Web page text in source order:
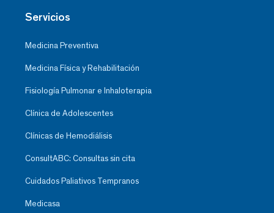
Servicios
Medicina Preventiva
Medicina Física y Rehabilitación
Fisiología Pulmonar e Inhaloterapia
Clínica de Adolescentes
Clínicas de Hemodiálisis
ConsultABC: Consultas sin cita
Cuidados Paliativos Tempranos
Medicasa